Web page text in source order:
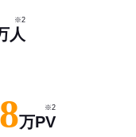
人
※2
万PV
※2